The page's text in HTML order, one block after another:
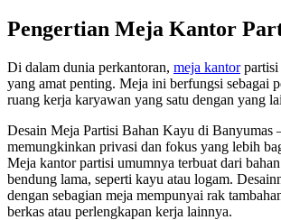
Pengertian Meja Kantor
Di dalam dunia perkantoran, meja kantorpartisi
yang amat penting. Meja ini berfungsi sebagai
ruang kerja karyawan yang satu dengan yang
Desain Meja Partisi Bahan Kayu di Banyumas
memungkinkan privasi dan fokus yang lebih
Meja kantor partisi umumnya terbuat dari
bendung lama, seperti kayu atau logam.
dengan sebagian meja mempunyai rak
berkas atau perlengkapan kerja lainnya.